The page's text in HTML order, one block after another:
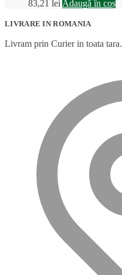
83,21 lei Adaugă în coș
LIVRARE IN ROMANIA
Livram prin Curier in toata tara.